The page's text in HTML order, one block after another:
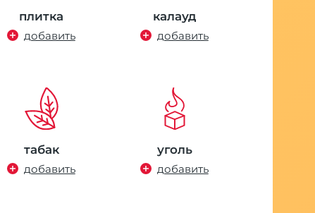
плитка
добавить
калауд
добавить
табак
добавить
уголь
добавить